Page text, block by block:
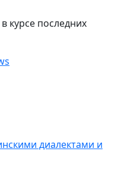
курсе последних
диалектами и